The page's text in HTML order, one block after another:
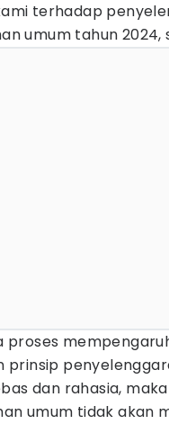
terhadap
umum tahun 2024,
proses
prinsip
dan rahasia,
umum tidak akan